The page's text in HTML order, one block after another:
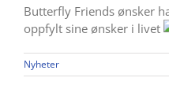
Butterfly Friends ønsker
oppfylt sine ønsker i livet
Nyheter